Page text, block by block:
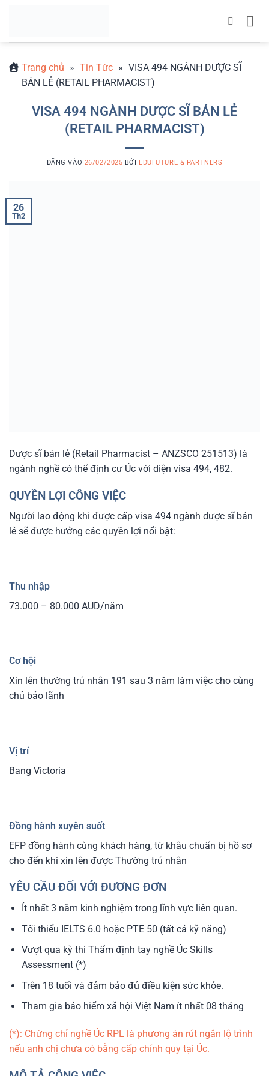
Trang chủ » Tin Tức » VISA 494 NGÀNH DƯỢC SĨ
BÁN LẺ (RETAIL PHARMACIST)
VISA 494 NGÀNH DƯỢC SĨ BÁN LẺ
(RETAIL PHARMACIST)
ĐĂNG VÀO 26/02/2025 BỞI EDUFUTURE & PARTNERS
26
Th2
Dược sĩ bán lẻ (Retail Pharmacist – ANZSCO 251513) là
ngành nghề có thể định cư Úc với diện visa 494, 482.
QUYỀN LỢI CÔNG VIỆC
Người lao động khi được cấp visa 494 ngành dược sĩ bán
lẻ sẽ được hưởng các quyền lợi nổi bật:
Thu nhập
73.000 – 80.000 AUD/năm
Cơ hội
Xin lên thường trú nhân 191 sau 3 năm làm việc cho cùng
chủ bảo lãnh
Vị trí
Bang Victoria
Đồng hành xuyên suốt
EFP đồng hành cùng khách hàng, từ khâu chuẩn bị hồ sơ
cho đến khi xin lên được Thường trú nhân
YÊU CẦU ĐỐI VỚI ĐƯƠNG ĐƠN
Ít nhất 3 năm kinh nghiệm trong lĩnh vực liên quan.
Tối thiểu IELTS 6.0 hoặc PTE 50 (tất cả kỹ năng)
Vượt qua kỳ thi Thẩm định tay nghề Úc Skills
Assessment (*)
Trên 18 tuổi và đảm bảo đủ điều kiện sức khỏe.
Tham gia bảo hiểm xã hội Việt Nam ít nhất 08 tháng
(*): Chứng chỉ nghề Úc RPL là phương án rút ngắn lộ trình
nếu anh chị chưa có bằng cấp chính quy tại Úc.